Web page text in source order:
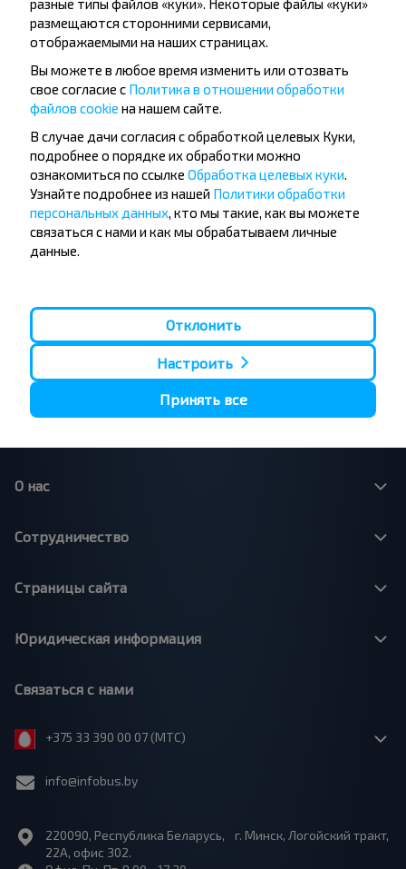
Популярные автобусные
направления
Орша - Могилёв
Минск - Несвиж
Минск - Могилёв
Минск - Пинск
Минск - Брест
Минск - Барановичи
Гомель - Минск
Брест - Тересполь
Брест - Беловежская Пуща
Полоцк - Рига
Минск - Вильнюс
Минск - Варшава
Минск - Москва
Москва - Барановичи
Брест - Люблин
Брест - Варшава
О нас
Сотрудничество
Страницы сайта
Юридическая информация
Связаться с нами
+375 33 390 00 07 (МТС)
info@infobus.by
220090, Республика Беларусь, г. Минск, Логойский тракт,
22А, офис 302.
разные типы файлов «куки». Некоторые файлы «куки»
размещаются сторонними сервисами,
отображаемыми на наших страницах.
Вы можете в любое время изменить или отозвать
свое согласие с Политика в отношении обработки
файлов cookie на нашем сайте.
В случае дачи согласия с обработкой целевых Куки,
подробнее о порядке их обработки можно
ознакомиться по ссылке Обработка целевых куки.
Узнайте подробнее из нашей Политики обработки
персональных данных, кто мы такие, как вы можете
связаться с нами и как мы обрабатываем личные
данные.
Отклонить
Настроить
Принять все